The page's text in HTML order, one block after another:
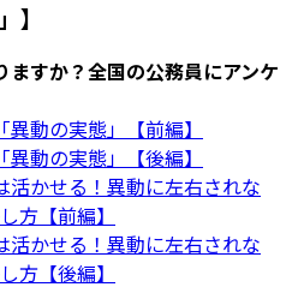
】
ますか？全国の公務員にアンケ
異動の実態」【前編】
異動の実態」【後編】
活かせる！異動に左右されな
方【前編】
活かせる！異動に左右されな
方【後編】